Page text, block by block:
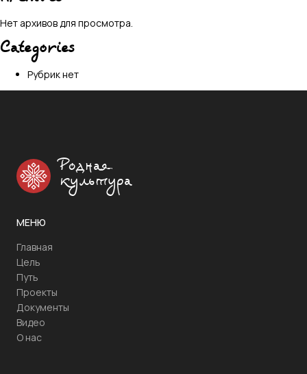
Нет архивов для просмотра.
Categories
Рубрик нет
Родная
культура
МЕНЮ
Главная
Цель
Путь
Проекты
Документы
Видео
О нас